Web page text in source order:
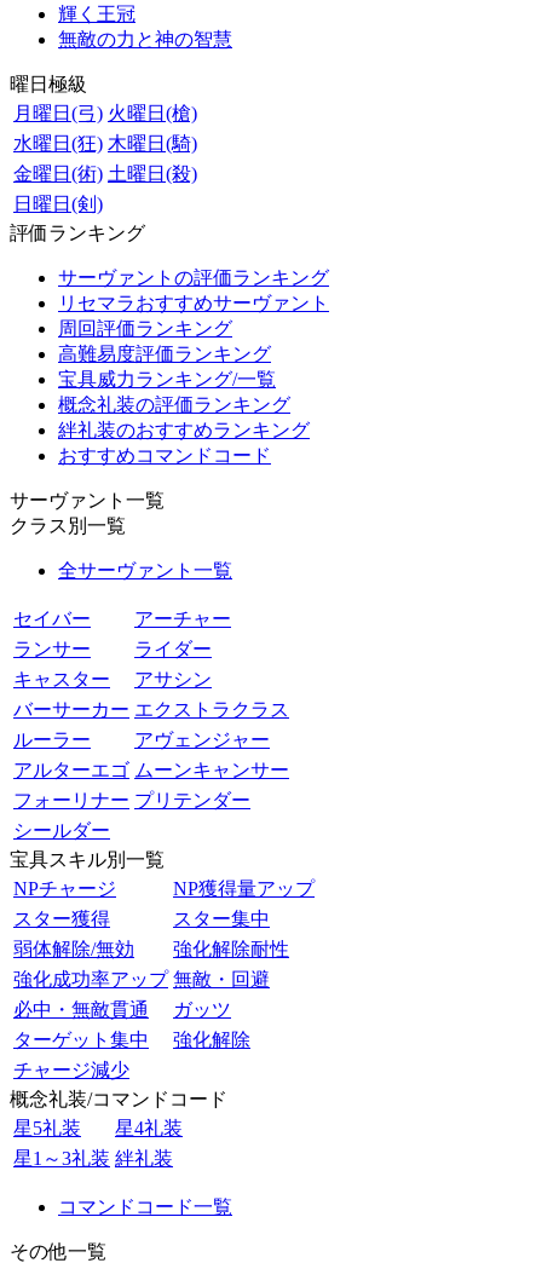
輝く王冠
無敵の力と神の智慧
曜日極級
月曜日(弓) 火曜日(槍)
水曜日(狂) 木曜日(騎)
金曜日(術) 土曜日(殺)
日曜日(剣)
評価ランキング
サーヴァントの評価ランキング
リセマラおすすめサーヴァント
周回評価ランキング
高難易度評価ランキング
宝具威力ランキング/一覧
概念礼装の評価ランキング
絆礼装のおすすめランキング
おすすめコマンドコード
サーヴァント一覧
クラス別一覧
全サーヴァント一覧
セイバー
アーチャー
ランサー
ライダー
キャスター
アサシン
バーサーカー エクストラクラス
ルーラー
アヴェンジャー
アルターエゴ ムーンキャンサー
フォーリナー プリテンダー
シールダー
宝具スキル別一覧
NPチャージ
NP獲得量アップ
スター獲得
スター集中
弱体解除/無効
強化解除耐性
強化成功率アップ 無敵・回避
必中・無敵貫通
ガッツ
ターゲット集中
強化解除
チャージ減少
概念礼装/コマンドコード
星5礼装
星4礼装
星1～3礼装 絆礼装
コマンドコード一覧
その他一覧